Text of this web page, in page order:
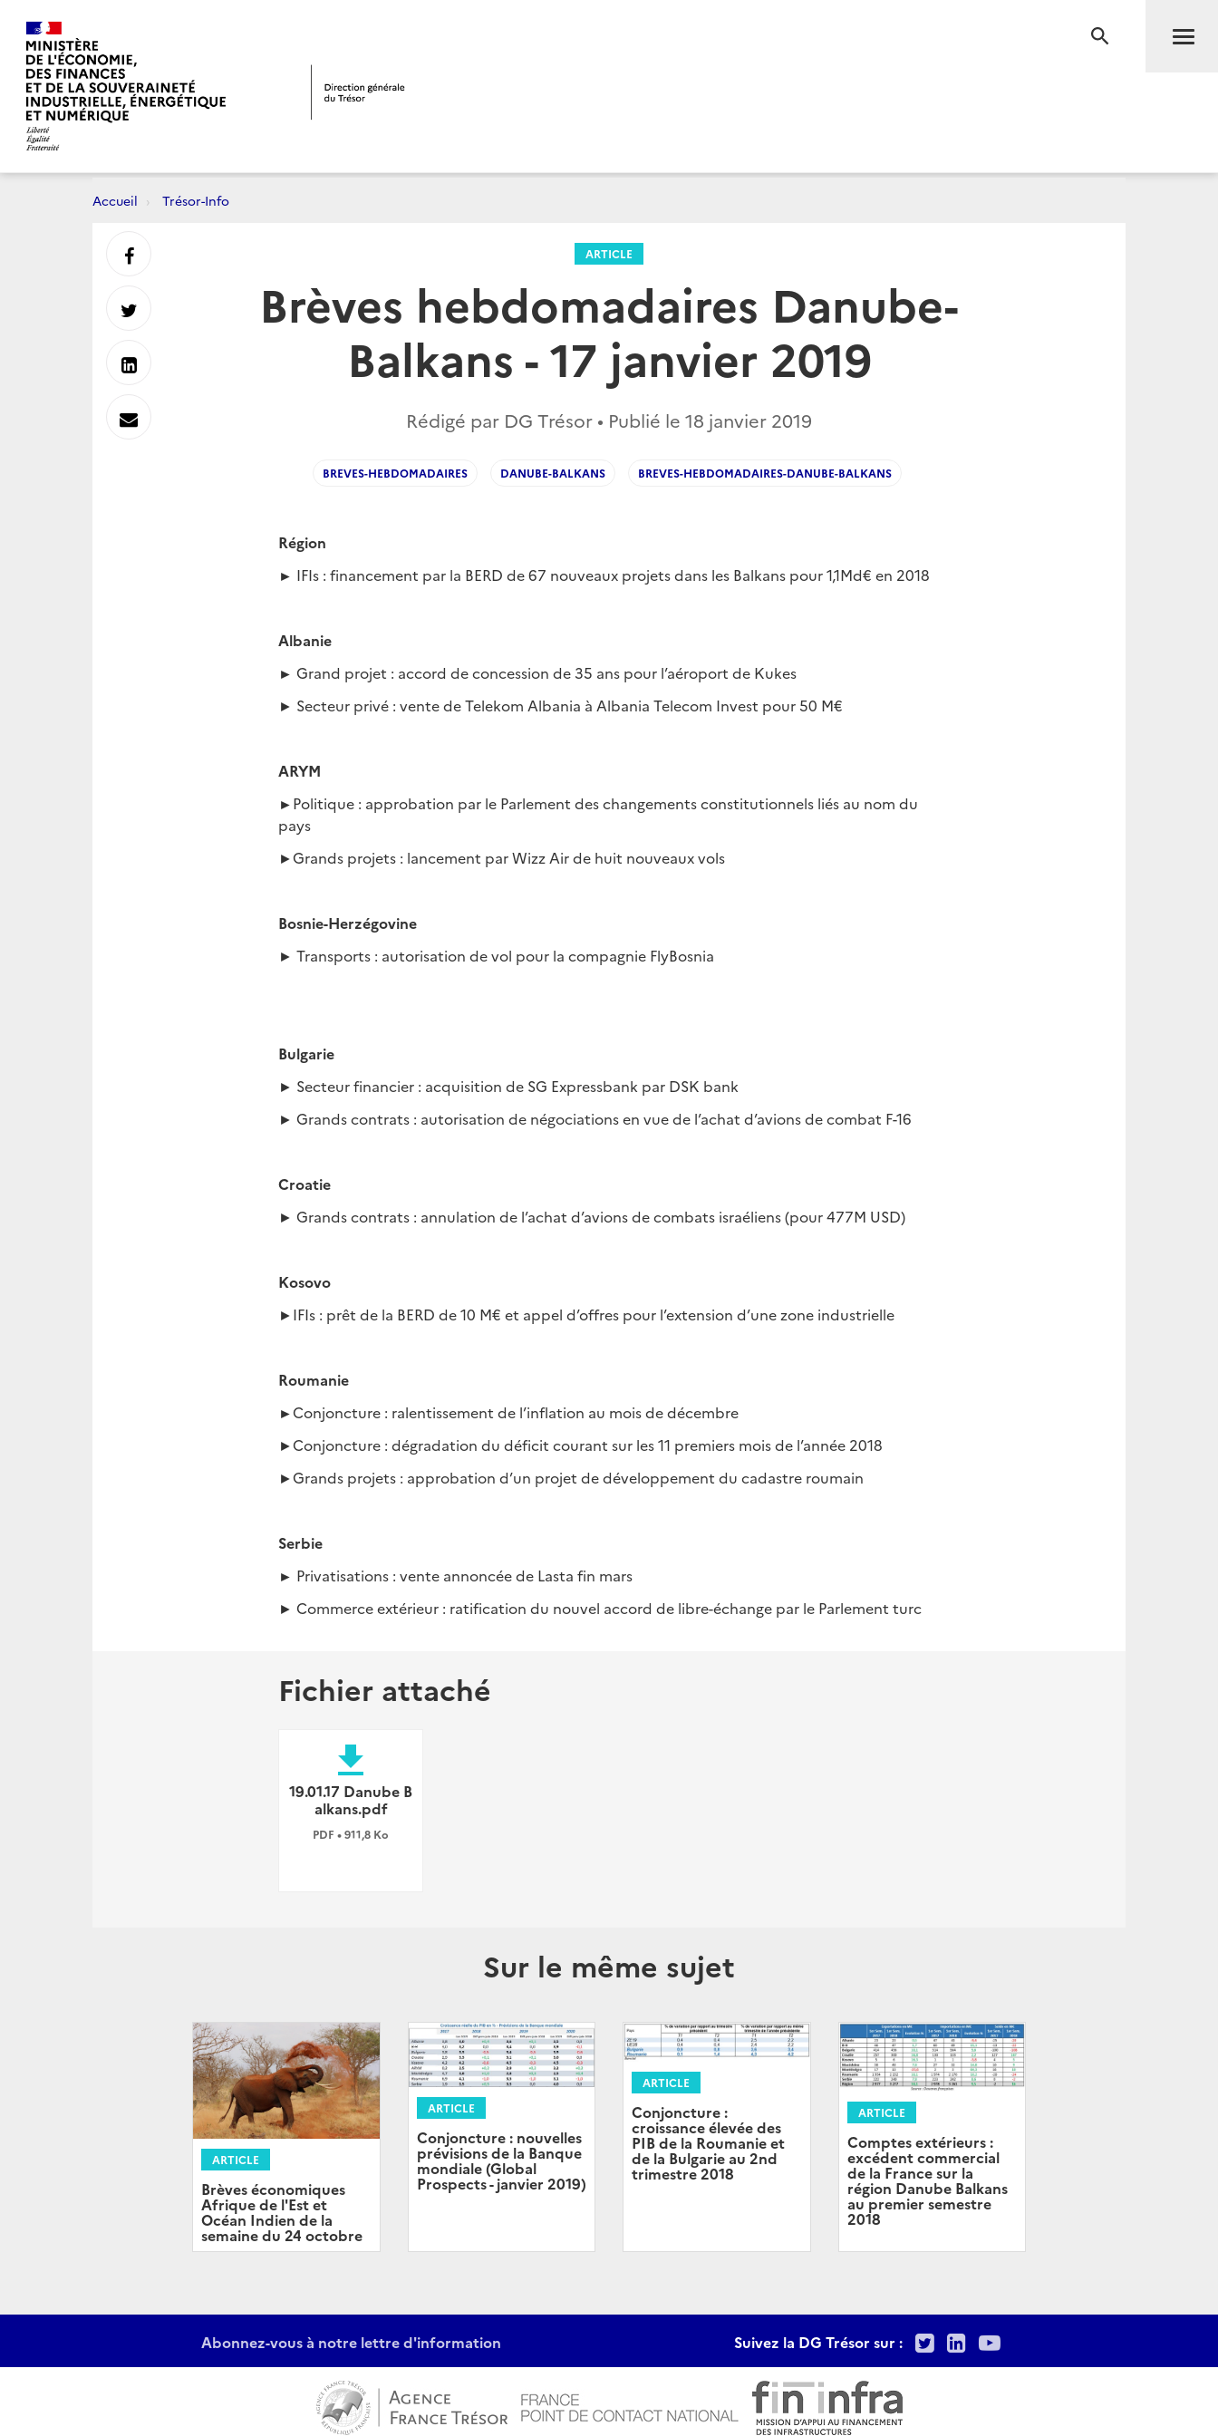
RECHERCHE
Accueil Trésor-Info
ARTICLE
Brèves hebdomadaires Danube-
Balkans - 17 janvier 2019
Rédigé par DG Trésor • Publié le 18 janvier 2019
BREVES-HEBDOMADAIRES DANUBE-BALKANS BREVES-HEBDOMADAIRES-DANUBE-BALKANS
Région
► IFIs : financement par la BERD de 67 nouveaux projets dans les Balkans pour 1,1Md€ en 2018
Albanie
► Grand projet : accord de concession de 35 ans pour l’aéroport de Kukes
► Secteur privé : vente de Telekom Albania à Albania Telecom Invest pour 50 M€
ARYM
►Politique : approbation par le Parlement des changements constitutionnels liés au nom du
pays
►Grands projets : lancement par Wizz Air de huit nouveaux vols
Bosnie-Herzégovine
► Transports : autorisation de vol pour la compagnie FlyBosnia
Bulgarie
► Secteur financier : acquisition de SG Expressbank par DSK bank
► Grands contrats : autorisation de négociations en vue de l’achat d’avions de combat F-16
Croatie
► Grands contrats : annulation de l’achat d’avions de combats israéliens (pour 477M USD)
Kosovo
►IFIs : prêt de la BERD de 10 M€ et appel d’offres pour l’extension d’une zone industrielle
Roumanie
►Conjoncture : ralentissement de l’inflation au mois de décembre
►Conjoncture : dégradation du déficit courant sur les 11 premiers mois de l’année 2018
►Grands projets : approbation d’un projet de développement du cadastre roumain
Serbie
► Privatisations : vente annoncée de Lasta fin mars
► Commerce extérieur : ratification du nouvel accord de libre-échange par le Parlement turc
Fichier attaché
file_download
19.01.17 Danube B
alkans.pdf
PDF • 911,8 Ko
Sur le même sujet
ARTICLE
Brèves économiques
Afrique de l'Est et
Océan Indien de la
semaine du 24 octobre
ARTICLE
Conjoncture : nouvelles
prévisions de la Banque
mondiale (Global
Prospects - janvier 2019)
ARTICLE
Conjoncture :
croissance élevée des
PIB de la Roumanie et
de la Bulgarie au 2nd
trimestre 2018
ARTICLE
Comptes extérieurs :
excédent commercial
de la France sur la
région Danube Balkans
au premier semestre
2018
Partager
sur
Partager
sur
Partager
sur
Envoyer
Abonnez-vous à notre lettre d'information Suivez la DG Trésor sur : TwitterLinkedIn
Youtube